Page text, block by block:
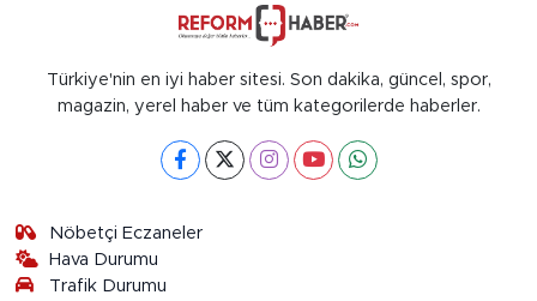
Türkiye'nin en iyi haber sitesi. Son dakika, güncel, spor,
magazin, yerel haber ve tüm kategorilerde haberler.
Nöbetçi Eczaneler
Hava Durumu
Trafik Durumu